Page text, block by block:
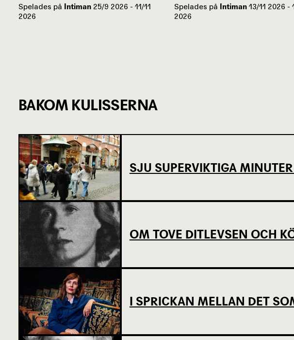
Spelades på Intiman 25/9 2026 - 11/11
2026
Spelades på Intiman 13/11 2026 -
2026
BAKOM KULISSERNA
SJU SUPERVIKTIGA
OM TOVE DITLEVSEN OCH
I SPRICKAN MELLAN DET